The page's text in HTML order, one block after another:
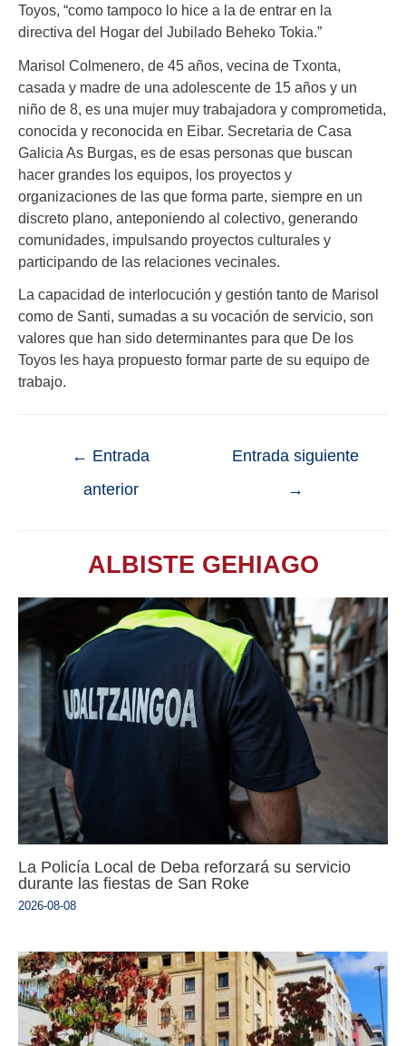
Toyos, “como tampoco lo hice a la de entrar en la
directiva del Hogar del Jubilado Beheko Tokia.”
Marisol Colmenero, de 45 años, vecina de Txonta,
casada y madre de una adolescente de 15 años y un
niño de 8, es una mujer muy trabajadora y comprometida,
conocida y reconocida en Eibar. Secretaria de Casa
Galicia As Burgas, es de esas personas que buscan
hacer grandes los equipos, los proyectos y
organizaciones de las que forma parte, siempre en un
discreto plano, anteponiendo al colectivo, generando
comunidades, impulsando proyectos culturales y
participando de las relaciones vecinales.
La capacidad de interlocución y gestión tanto de Marisol
como de Santi, sumadas a su vocación de servicio, son
valores que han sido determinantes para que De los
Toyos les haya propuesto formar parte de su equipo de
trabajo.
← Entrada
anterior
Entrada siguiente
→
ALBISTE GEHIAGO
La Policía Local de Deba reforzará su servicio
durante las fiestas de San Roke
2026-08-08